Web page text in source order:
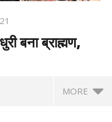
बना ब्राह्मण,
MORE